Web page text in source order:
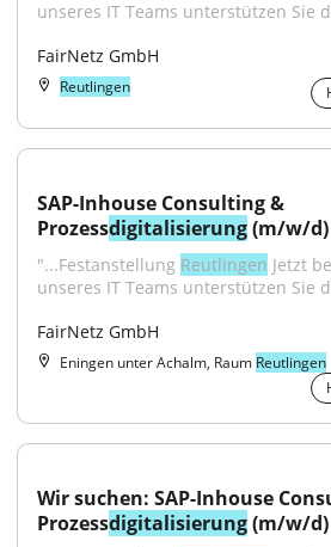
unseres IT Teams unterstützen Sie
FairNetz GmbH
Reutlingen
SAP-Inhouse Consulting &
Prozessdigitalisierung (m/w/d)
"...Festanstellung Reutlingen Jetzt
unseres IT Teams unterstützen Sie
FairNetz GmbH
Eningen unter Achalm, Raum Reutlingen
Wir suchen: SAP-Inhouse
Prozessdigitalisierung (m/w/d)